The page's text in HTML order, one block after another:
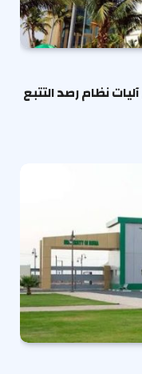
نظام رصد التتبع